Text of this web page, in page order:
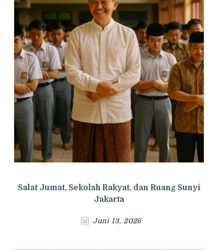
Salat Jumat, Sekolah Rakyat, dan Ruang Sunyi
Jakarta
Juni 13, 2026